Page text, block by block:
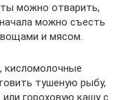
можно отварить,
можно съесть
и мясом.
тушеную рыбу,
гороховую кашу с